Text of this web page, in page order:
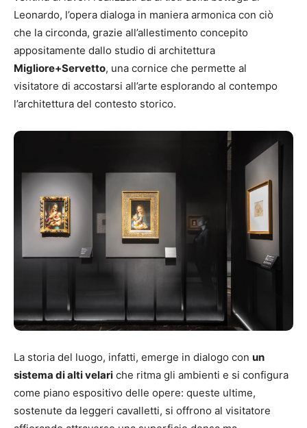
Leonardo, l’opera dialoga in maniera armonica con ciò
che la circonda, grazie all’allestimento concepito
appositamente dallo studio di architettura
Migliore+Servetto, una cornice che permette al
visitatore di accostarsi all’arte esplorando al contempo
l’architettura del contesto storico.
La storia del luogo, infatti, emerge in dialogo con un
sistema di alti velari che ritma gli ambienti e si configura
come piano espositivo delle opere: queste ultime,
sostenute da leggeri cavalletti, si offrono al visitatore